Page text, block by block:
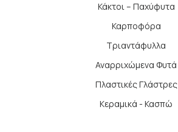
Κάκτοι – Παχύφυτα
Καρποφόρα
Τριαντάφυλλα
Αναρριχώμενα Φυτά
Πλαστικές Γλάστρες
Κεραμικά - Κασπώ